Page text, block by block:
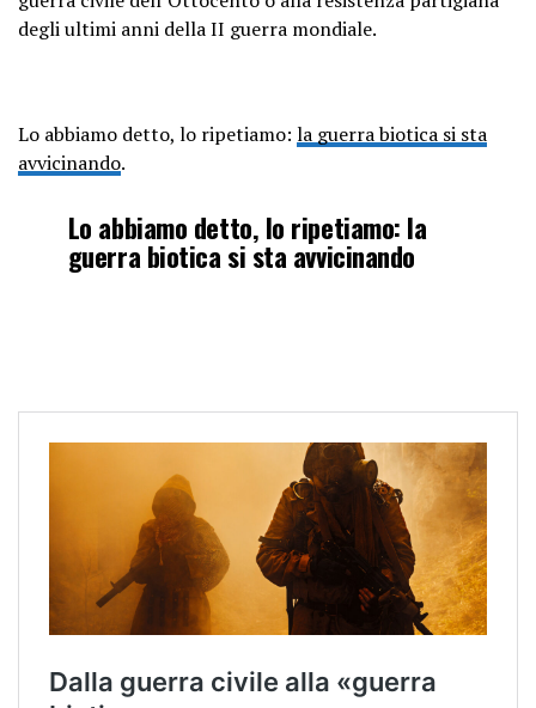
degli ultimi anni della II guerra mondiale.
Lo abbiamo detto, lo ripetiamo: la guerra biotica si sta
avvicinando.
Lo abbiamo detto, lo ripetiamo: la
guerra biotica si sta avvicinando